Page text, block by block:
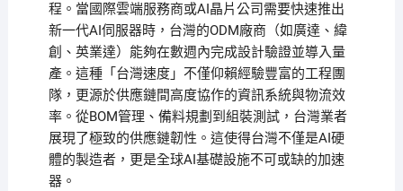
程。當國際雲端服務商或AI晶片公司需要快速推出
新一代AI伺服器時，台灣的ODM廠商（如廣達、緯
創、英業達）能夠在數週內完成設計驗證並導入量
產。這種「台灣速度」不僅仰賴經驗豐富的工程團
隊，更源於供應鏈間高度協作的資訊系統與物流效
率。從BOM管理、備料規劃到組裝測試，台灣業者
展現了極致的供應鏈韌性。這使得台灣不僅是AI硬
體的製造者，更是全球AI基礎設施不可或缺的加速
器。